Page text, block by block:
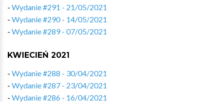
- Wydanie #291 - 21/05/2021
- Wydanie #290 - 14/05/2021
- Wydanie #289 - 07/05/2021
KWIECIEŃ 2021
- Wydanie #288 - 30/04/2021
- Wydanie #287 - 23/04/2021
- Wydanie #286 - 16/04/2021